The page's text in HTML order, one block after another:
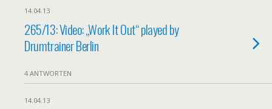
14.04.13
265/13: Video: „Work It Out“ played by
Drumtrainer Berlin
4 ANTWORTEN
14.04.13